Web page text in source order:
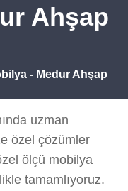
Ahşap
- Medur Ahşap
uzman
özel çözümler
ölçü mobilya
tamamlıyoruz.